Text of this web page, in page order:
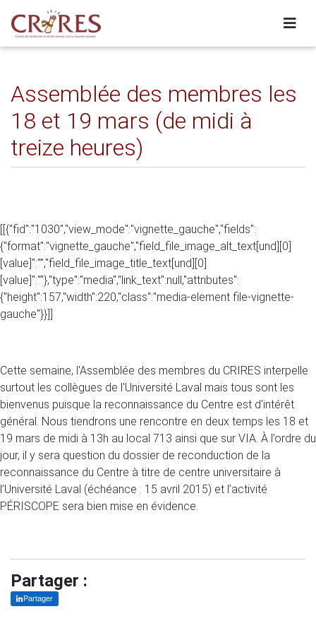
Assemblée des membres les
18 et 19 mars (de midi à
treize heures)
[[{"fid":"1030","view_mode":"vignette_gauche","fields":
{"format":"vignette_gauche","field_file_image_alt_text[und][0]
[value]":"","field_file_image_title_text[und][0]
[value]":""},"type":"media","link_text":null,"attributes":
{"height":157,"width":220,"class":"media-element file-vignette-
gauche"}}]]
Cette semaine, l'Assemblée des membres du CRIRES interpelle
surtout les collègues de l'Université Laval mais tous sont les
bienvenus puisque la reconnaissance du Centre est d'intérêt
général. Nous tiendrons une rencontre en deux temps les 18 et
19 mars de midi à 13h au local 713 ainsi que sur VIA. À l’ordre du
jour, il y sera question du dossier de reconduction de la
reconnaissance du Centre à titre de centre universitaire à
l’Université Laval (échéance : 15 avril 2015) et l’activité
PÉRISCOPE sera bien mise en évidence.
Partager :
Partager